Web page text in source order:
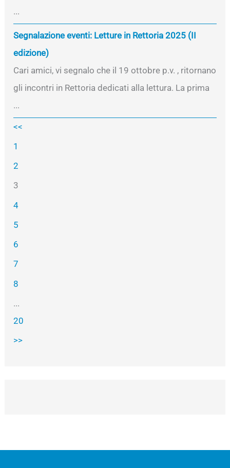
...
Segnalazione eventi: Letture in Rettoria 2025 (II
edizione)
Cari amici, vi segnalo che il 19 ottobre p.v. , ritornano
gli incontri in Rettoria dedicati alla lettura. La prima
...
<<
1
2
3
4
5
6
7
8
...
20
>>